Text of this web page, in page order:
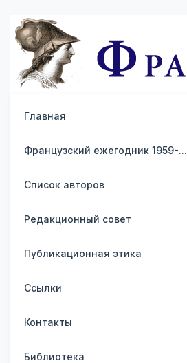
Главная
Французский ежегодник 1959-...
Список авторов
Редакционный совет
Публикационная этика
Ссылки
Контакты
Библиотека